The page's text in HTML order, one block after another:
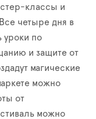
классы и
четыре дня в
уроки по
и защите от
магические
можно
от
можно